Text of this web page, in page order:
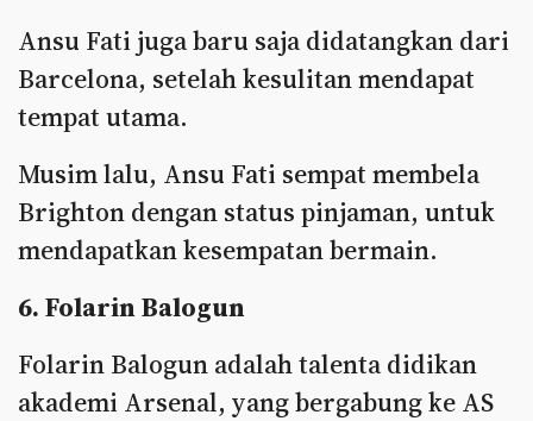
Ansu Fati juga baru saja didatangkan dari
Barcelona, setelah kesulitan mendapat
tempat utama.
Musim lalu, Ansu Fati sempat membela
Brighton dengan status pinjaman, untuk
mendapatkan kesempatan bermain.
6. Folarin Balogun
Folarin Balogun adalah talenta didikan
akademi Arsenal, yang bergabung ke AS